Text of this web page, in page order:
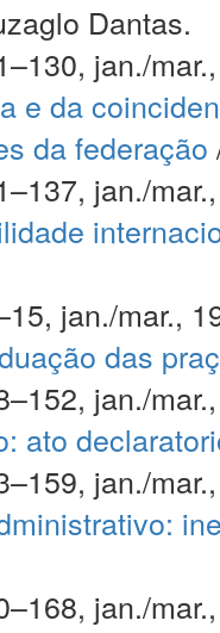
Dantas.
jan./
e da
da federação
jan./
jan./mar.,
das
jan./
ato
jan./
jan./